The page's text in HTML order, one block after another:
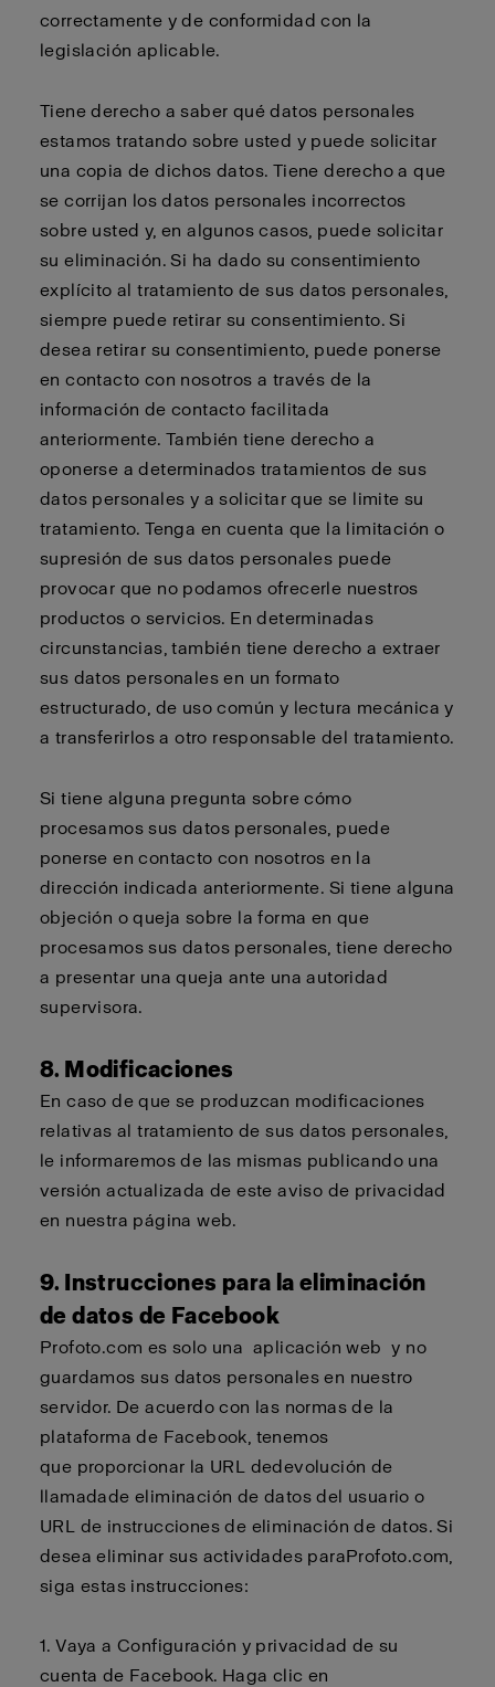
correctamente y de conformidad con la
legislación aplicable.
Tiene derecho a saber qué datos personales
estamos tratando sobre usted y puede solicitar
una copia de dichos datos. Tiene derecho a que
se corrijan los datos personales incorrectos
sobre usted y, en algunos casos, puede solicitar
su eliminación. Si ha dado su consentimiento
explícito al tratamiento de sus datos personales,
siempre puede retirar su consentimiento. Si
desea retirar su consentimiento, puede ponerse
en contacto con nosotros a través de la
información de contacto facilitada
anteriormente. También tiene derecho a
oponerse a determinados tratamientos de sus
datos personales y a solicitar que se limite su
tratamiento. Tenga en cuenta que la limitación o
supresión de sus datos personales puede
provocar que no podamos ofrecerle nuestros
productos o servicios. En determinadas
circunstancias, también tiene derecho a extraer
sus datos personales en un formato
estructurado, de uso común y lectura mecánica y
a transferirlos a otro responsable del tratamiento.
Si tiene alguna pregunta sobre cómo
procesamos sus datos personales, puede
ponerse en contacto con nosotros en la
dirección indicada anteriormente. Si tiene alguna
objeción o queja sobre la forma en que
procesamos sus datos personales, tiene derecho
a presentar una queja ante una autoridad
supervisora.
8. Modificaciones
En caso de que se produzcan modificaciones
relativas al tratamiento de sus datos personales,
le informaremos de las mismas publicando una
versión actualizada de este aviso de privacidad
en nuestra página web.
9. Instrucciones para la eliminación
de datos de Facebook
Profoto.com es solo unaaplicación web y no
guardamos sus datos personales en nuestro
servidor. De acuerdo con las normas de la
plataforma de Facebook, tenemos
que proporcionar la URL dedevolución de
llamadade eliminación de datos del usuario o
URL de instrucciones de eliminación de datos. Si
desea eliminar sus actividades paraProfoto.com,
siga estas instrucciones:
1. Vaya a Configuración y privacidad de su
cuenta de Facebook. Haga clic en